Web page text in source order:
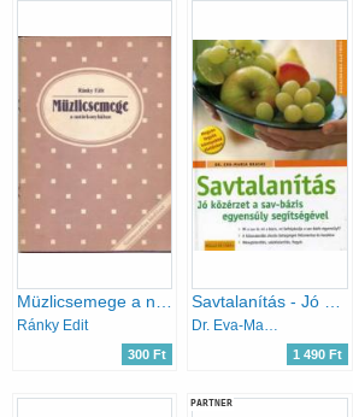
Müzlicsemege a natúrkonyhában (Számozatlan biofüzet)
Ránky Edit
300 Ft
Savtalanítás - Jó közérzet a sav-bázis egyensúly segítségével
Dr. Eva-Maria Kraske
1 490 Ft
PARTNER